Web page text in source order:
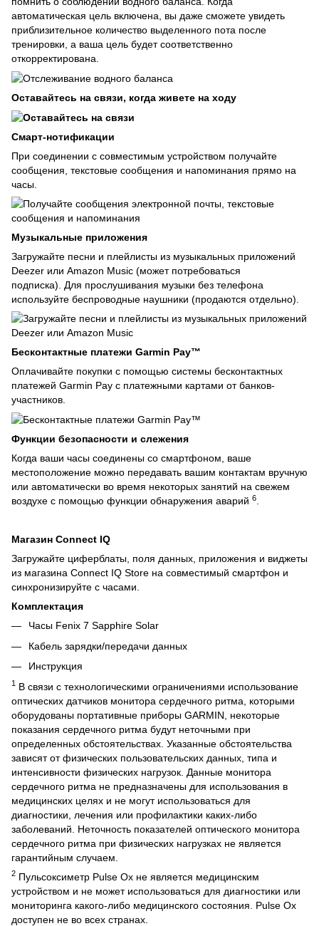
автоматическая цель включена, вы даже сможете увидеть
приблизительное количество выделенного пота после
тренировки, а ваша цель будет соответственно
откорректирована.
Оставайтесь на связи, когда живете на ходу
Смарт-нотификации
При соединении с совместимым устройством получайте
сообщения, текстовые сообщения и напоминания прямо на
часы.
Музыкальные приложения
Загружайте песни и плейлисты из музыкальных приложений
Deezer или Amazon Music (может потребоваться
подписка). Для прослушивания музыки без телефона
используйте беспроводные наушники (продаются отдельно).
Бесконтактные платежи Garmin Pay™
Оплачивайте покупки с помощью системы бесконтактных
платежей Garmin Pay с платежными картами от банков-
участников.
Функции безопасности и слежения
Когда ваши часы соединены со смартфоном, ваше
местоположение можно передавать вашим контактам вручную
или автоматически во время некоторых занятий на свежем
воздухе с помощью функции обнаружения аварий 6.
Магазин Connect IQ
Загружайте циферблаты, поля данных, приложения и виджеты
из магазина Connect IQ Store на совместимый смартфон и
синхронизируйте с часами.
Комплектация
Часы Fenix 7 Sapphire Solar
Кабель зарядки/передачи данных
Инструкция
1
В связи с технологическими ограничениями использование
оптических датчиков монитора сердечного ритма, которыми
оборудованы портативные приборы GARMIN, некоторые
показания сердечного ритма будут неточными при
определенных обстоятельствах. Указанные обстоятельства
зависят от физических пользовательских данных, типа и
интенсивности физических нагрузок. Данные монитора
сердечного ритма не предназначены для использования в
медицинских целях и не могут использоваться для
диагностики, лечения или профилактики каких-либо
заболеваний. Неточность показателей оптического монитора
сердечного ритма при физических нагрузках не является
гарантийным случаем.
2 Пульсоксиметр Pulse Ox не является медицинским
устройством и не может использоваться для диагностики или
мониторинга какого-либо медицинского состояния. Pulse Ox
доступен не во всех странах.